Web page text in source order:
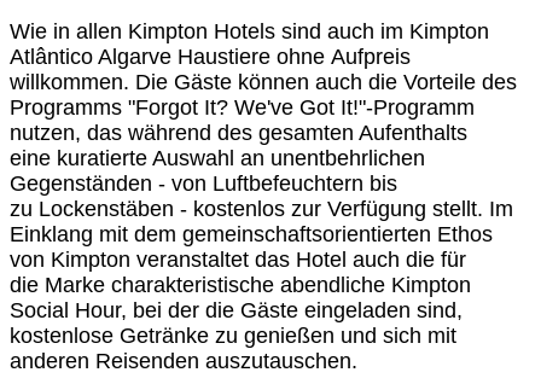
Wie in allen Kimpton Hotels sind auch im Kimpton
Atlântico Algarve Haustiere ohne Aufpreis
willkommen. Die Gäste können auch die Vorteile des
Programms "Forgot It? We've Got It!"-Programm
nutzen, das während des gesamten Aufenthalts
eine kuratierte Auswahl an unentbehrlichen
Gegenständen - von Luftbefeuchtern bis
zu Lockenstäben - kostenlos zur Verfügung stellt. Im
Einklang mit dem gemeinschaftsorientierten Ethos
von Kimpton veranstaltet das Hotel auch die für
die Marke charakteristische abendliche Kimpton
Social Hour, bei der die Gäste eingeladen sind,
kostenlose Getränke zu genießen und sich mit
anderen Reisenden auszutauschen.